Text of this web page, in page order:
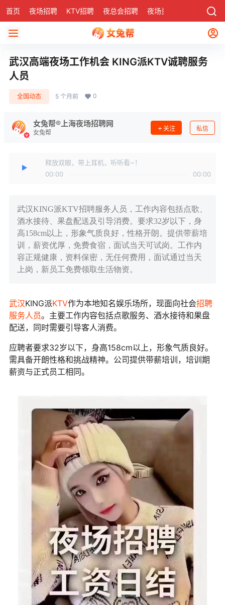
首页 夜场招聘 KTV招聘 夜总会招聘 夜场资讯 社区
武汉高端夜场工作机会 KING派KTV诚聘服务
人员
全国动态 5 个月前 0
女兔帮®上海夜场招聘网
女兔帮
关注 私信
释放双眼，带上耳机，听听看~！
00:00
00:00
武汉KING派KTV招聘服务人员，工作内容包括点歌、
酒水接待、果盘配送及引导消费。要求32岁以下，身
高158cm以上，形象气质良好，性格开朗。提供带薪培
训，薪资优厚，免费食宿，面试当天可试岗。工作内
容正规健康，资料保密，无任何费用，面试通过当天
上岗，新员工免费领取生活物资。
武汉KING派KTV作为本地知名娱乐场所，现面向社会招聘
服务人员。主要工作内容包括点歌服务、酒水接待和果盘
配送，同时需要引导客人消费。
应聘者要求32岁以下，身高158cm以上，形象气质良好。
需具备开朗性格和挑战精神。公司提供带薪培训，培训期
薪资与正式员工相同。